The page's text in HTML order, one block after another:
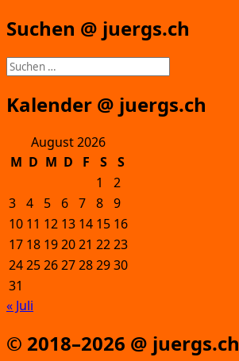
Suchen @ juergs.ch
Suchen
nach:
Kalender @ juergs.ch
August 2026
M D M D F S
S
1
2
3 4 5 6 7 8 9
10 11 12 13 14 15 16
17 18 192021 2223
24252627282930
31
« Juli
© 2018–2026 @ juergs.ch